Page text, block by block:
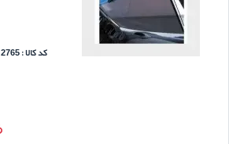
کد کالا : 2765